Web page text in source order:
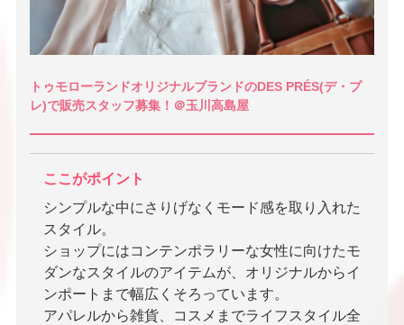
トゥモローランドオリジナルブランドのDES PRÉS(デ・プ
レ)で販売スタッフ募集！＠玉川高島屋
ここがポイント
シンプルな中にさりげなくモード感を取り入れた
スタイル。
ショップにはコンテンポラリーな女性に向けたモ
ダンなスタイルのアイテムが、オリジナルからイ
ンポートまで幅広くそろっています。
アパレルから雑貨、コスメまでライフスタイル全